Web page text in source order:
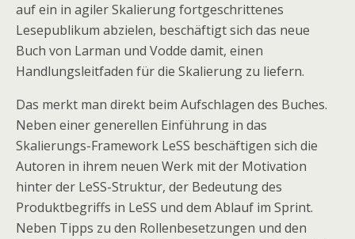
auf ein in agiler Skalierung fortgeschrittenes
Lesepublikum abzielen, beschäftigt sich das neue
Buch von Larman und Vodde damit, einen
Handlungsleitfaden für die Skalierung zu liefern.
Das merkt man direkt beim Aufschlagen des Buches.
Neben einer generellen Einführung in das
Skalierungs-Framework LeSS beschäftigen sich die
Autoren in ihrem neuen Werk mit der Motivation
hinter der LeSS-Struktur, der Bedeutung des
Produktbegriffs in LeSS und dem Ablauf im Sprint.
Neben Tipps zu den Rollenbesetzungen und den